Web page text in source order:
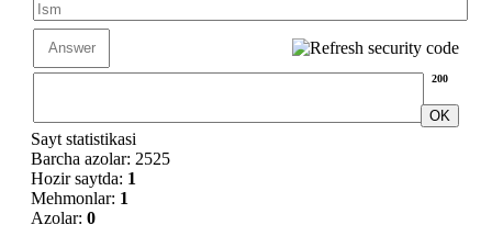
200
Sayt statistikasi
Barcha azolar: 2525
Hozir saytda: 1
Mehmonlar: 1
Azolar: 0